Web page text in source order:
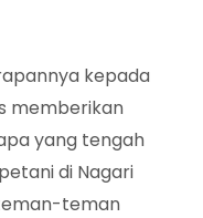
kepada
memberikan
yang tengah
di Nagari
teman